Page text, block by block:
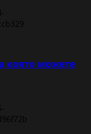
която можете